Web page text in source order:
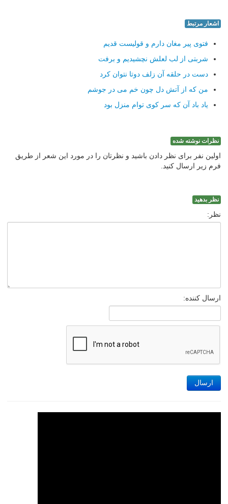
اشعار مرتبط
فتوی پیر مغان دارم و قولیست قدیم
شربتی از لب لعلش نچشیدیم و برفت
دست در حلقه آن زلف دوتا نتوان کرد
من که از آتش دل چون خم می در جوشم
یاد باد آن که سر کوی توام منزل بود
نظرات نوشته شده
اولین نفر برای نظر دادن باشید و نظرتان را در مورد این شعر از طریق
فرم زیر ارسال کنید.
نظر بدهید
نظر:
ارسال کننده:
ارسال